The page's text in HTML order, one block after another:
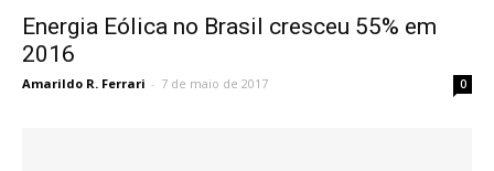
Energia Eólica no Brasil cresceu 55% em
2016
Amarildo R. Ferrari - 7 de maio de 2017 0